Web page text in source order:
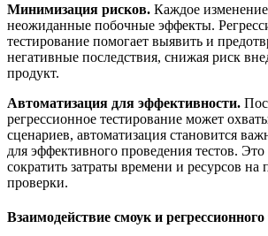
Минимизация рисков. Каждое
неожиданные побочные эффекты.
тестирование помогает выявить и
негативные последствия, снижая риск
продукт.
Автоматизация для эффективности.
регрессионное тестирование может
сценариев, автоматизация становится
для эффективного проведения тестов. Это
сократить затраты времени и ресурсов
проверки.
Взаимодействие смоук и